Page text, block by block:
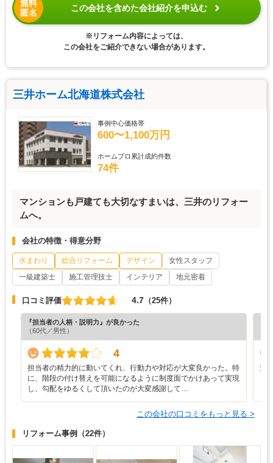
無料
匿名
この会社を含めた会社紹介を申込む
※リフォーム内容によっては、
この会社をご紹介できない場合があります。
三井ホーム北海道株式会社
事例中心価格帯
600〜1,100万円
ホームプロ累計成約件数
74件
マンションも戸建ても大切なすまいは、三井のリフォー
ムへ。
会社の特徴・得意分野
水まわり 総合リフォーム デザイン
女性スタッフ
一級建築士
施工管理技士 インテリア 地元密着
口コミ評価 4.7 （25件）
『担当者の人柄・説明力』が良かった
（60代／男性）
4
担当者の精力的に動いてくれ、行動力や対応が大変良かった。特
に、階段の付け替えを可能になるように制度面でかけあって実現
し、勾配をゆるくして頂いたのが大変感謝して…
遠
ご
この会社の口コミをもっと見る >
リフォーム事例 （22件）